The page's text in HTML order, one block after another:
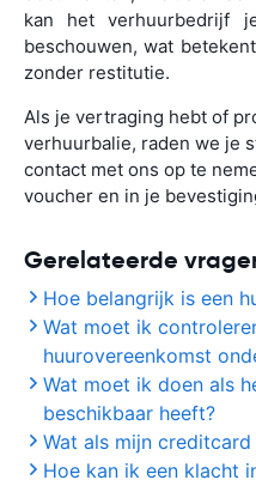
kan het verhuurbedrijf
beschouwen, wat
zonder restitutie.
Als je vertraging hebt of
verhuurbalie, raden we je
contact met ons op te
voucher en in je
Gerelateerde
Hoe belangrijk is een
Wat moet ik
huurovereenkomst
Wat moet ik doen als
beschikbaar heeft?
Wat als mijn
Hoe kan ik een klacht